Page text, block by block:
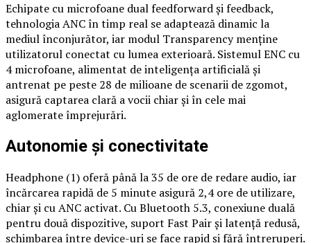
Echipate cu microfoane dual feedforward și feedback,
tehnologia ANC în timp real se adaptează dinamic la
mediul înconjurător, iar modul Transparency menține
utilizatorul conectat cu lumea exterioară. Sistemul ENC cu
4 microfoane, alimentat de inteligența artificială și
antrenat pe peste 28 de milioane de scenarii de zgomot,
asigură captarea clară a vocii chiar și în cele mai
aglomerate împrejurări.
Autonomie și conectivitate
Headphone (1) oferă până la 35 de ore de redare audio, iar
încărcarea rapidă de 5 minute asigură 2,4 ore de utilizare,
chiar și cu ANC activat. Cu Bluetooth 5.3, conexiune duală
pentru două dispozitive, suport Fast Pair și latență redusă,
schimbarea între device-uri se face rapid și fără întreruperi.